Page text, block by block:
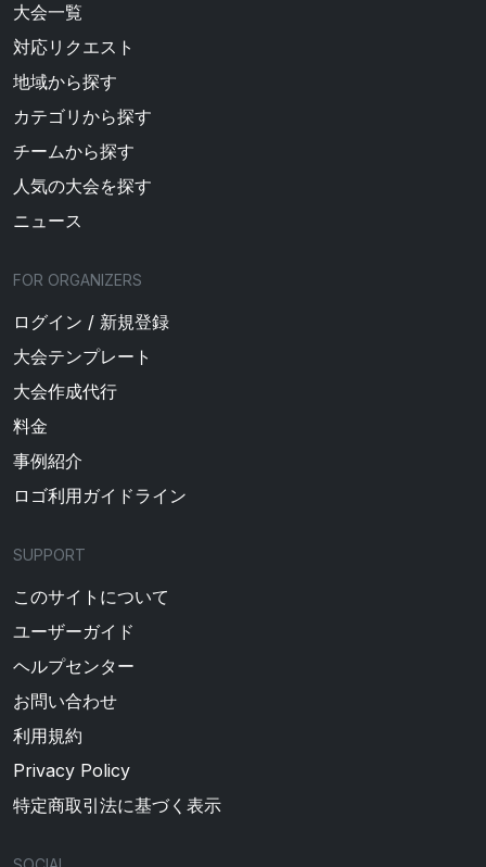
大会一覧
対応リクエスト
地域から探す
カテゴリから探す
チームから探す
人気の大会を探す
ニュース
FOR ORGANIZERS
ログイン / 新規登録
大会テンプレート
大会作成代行
料金
事例紹介
ロゴ利用ガイドライン
SUPPORT
このサイトについて
ユーザーガイド
ヘルプセンター
お問い合わせ
利用規約
Privacy Policy
特定商取引法に基づく表示